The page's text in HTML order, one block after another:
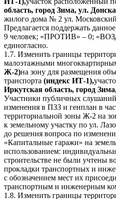
область, город Зима, ул.
жилого дома № 2 ул. Московский
Предлагается поддержать
9 человек; «ПРОТИВ» – 0;
единогласно.
1.7. Изменить границы
малоэтажными
Ж-2)на зону для размещения
транспорта (индекс ИТ-1),
Иркутская область, город
Участники публичных
изменения в ПЗЗ и генплан в
территориальной зоны Ж-2 на
к земельному участку по ул.
до решения вопроса по
«Капитальные гаражи» на
использованием:
строительстве не были учтены
прокладки транспортных и
с обозначением мест их
транспортным и инженерным
1.8. Изменить границы